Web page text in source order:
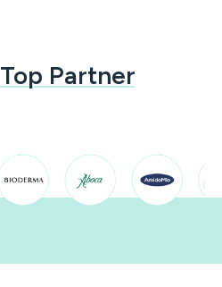
Top Partner